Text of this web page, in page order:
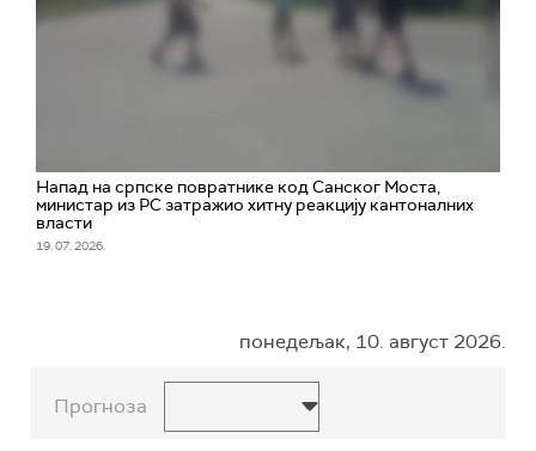
Напад на српске повратнике код Санског Моста,
министар из РС затражио хитну реакцију кантоналних
власти
19. 07. 2026.
понедељак, 10. август 2026.
Прогноза